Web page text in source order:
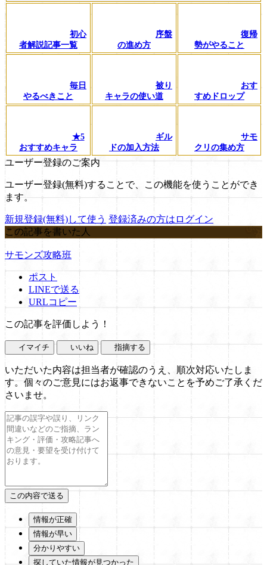
初心
者解説記事一覧
序盤
の進め方
復帰
勢がやること
毎日
やるべきこと
被り
キャラの使い道
おす
すめドロップ
★5
おすすめキャラ
ギル
ドの加入方法
サモ
クリの集め方
ユーザー登録のご案内
ユーザー登録(無料)することで、この機能を使うことができ
ます。
新規登録(無料)して使う 登録済みの方はログイン
この記事を書いた人
サモンズ攻略班
ポスト
LINEで送る
URLコピー
この記事を評価しよう！
イマイチ いいね 指摘する
いただいた内容は担当者が確認のうえ、順次対応いたしま
す。個々のご意見にはお返事できないことを予めご了承くだ
さいませ。
情報が正確
情報が早い
分かりやすい
探していた情報が見つかった